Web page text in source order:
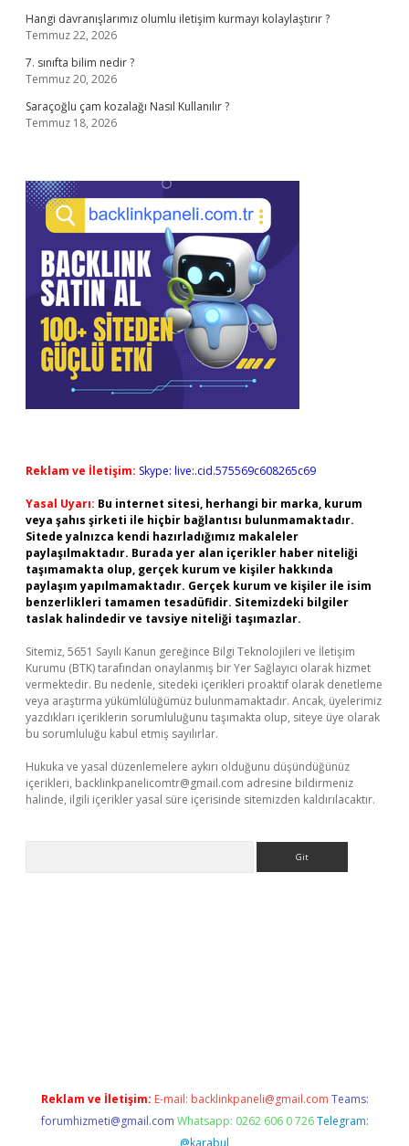
Hangi davranışlarımız olumlu iletişim kurmayı kolaylaştırır ?
Temmuz 22, 2026
7. sınıfta bilim nedir ?
Temmuz 20, 2026
Saraçoğlu çam kozalağı Nasıl Kullanılır ?
Temmuz 18, 2026
Reklam ve İletişim: Skype: live:.cid.575569c608265c69
Yasal Uyarı: Bu internet sitesi, herhangi bir marka, kurum
veya şahıs şirketi ile hiçbir bağlantısı bulunmamaktadır.
Sitede yalnızca kendi hazırladığımız makaleler
paylaşılmaktadır. Burada yer alan içerikler haber niteliği
taşımamakta olup, gerçek kurum ve kişiler hakkında
paylaşım yapılmamaktadır. Gerçek kurum ve kişiler ile isim
benzerlikleri tamamen tesadüfidir. Sitemizdeki bilgiler
taslak halindedir ve tavsiye niteliği taşımazlar.
Sitemiz, 5651 Sayılı Kanun gereğince Bilgi Teknolojileri ve İletişim
Kurumu (BTK) tarafından onaylanmış bir Yer Sağlayıcı olarak hizmet
vermektedir. Bu nedenle, sitedeki içerikleri proaktif olarak denetleme
veya araştırma yükümlülüğümüz bulunmamaktadır. Ancak, üyelerimiz
yazdıkları içeriklerin sorumluluğunu taşımakta olup, siteye üye olarak
bu sorumluluğu kabul etmiş sayılırlar.
Hukuka ve yasal düzenlemelere aykırı olduğunu düşündüğünüz
içerikleri, backlinkpanelicomtr@gmail.com adresine bildirmeniz
halinde, ilgili içerikler yasal süre içerisinde sitemizden kaldırılacaktır.
Reklam ve İletişim: E-mail: backlinkpaneli@gmail.com Teams:
forumhizmeti@gmail.com Whatsapp: 0262 606 0 726 Telegram:
@karabul